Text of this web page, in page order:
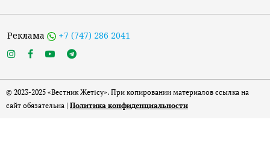
Реклама +7 (747) 286 2041
© 2023-2025 «Вестник Жетісу». При копировании материалов ссылка на
сайт обязательна | Политика конфиденциальности